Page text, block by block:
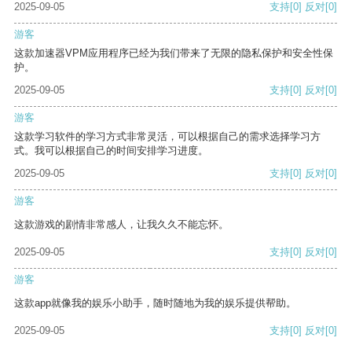
2025-09-05 支持[0] 反对[0]
游客
这款加速器VPM应用程序已经为我们带来了无限的隐私保护和安全性保
护。
2025-09-05
支持[0] 反对[0]
游客
这款学习软件的学习方式非常灵活，可以根据自己的需求选择学习方
式。我可以根据自己的时间安排学习进度。
2025-09-05
支持[0] 反对[0]
游客
这款游戏的剧情非常感人，让我久久不能忘怀。
2025-09-05 支持[0] 反对[0]
游客
这款app就像我的娱乐小助手，随时随地为我的娱乐提供帮助。
2025-09-05 支持[0] 反对[0]